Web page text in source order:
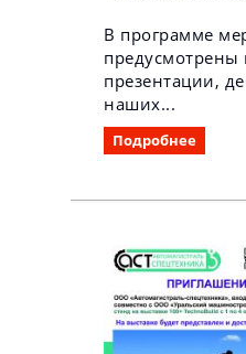
В программе
предусмотрены
презентации,
наших...
Подробнее